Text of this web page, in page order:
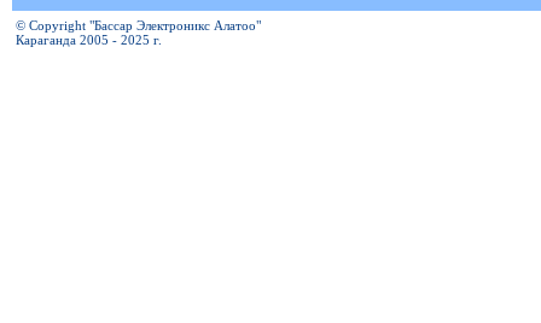
© Copyright "Бассар Электроникс Алатоо"
Караганда 2005 - 2025 г.